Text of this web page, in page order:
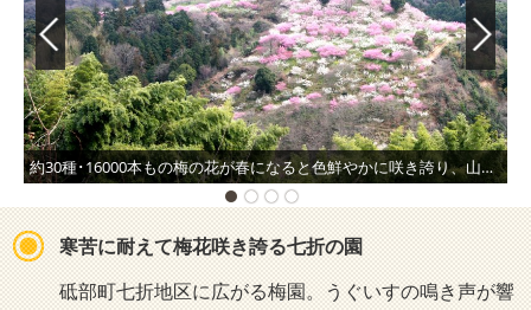
約30種･16000本もの梅の花が春になると色鮮やかに咲き誇り、山全体を華やかに彩る。
寒苦に耐えて梅花咲き誇る七折の園
砥部町七折地区に広がる梅園。うぐいすの鳴き声が響